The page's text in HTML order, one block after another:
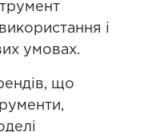
і
умовах.
що